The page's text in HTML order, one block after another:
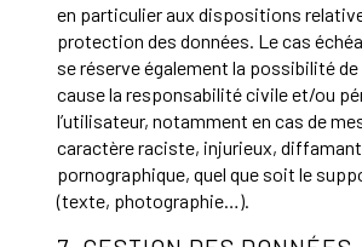
en particulier aux dispositions
protection des données. Le cas
se réserve également la possibilité
cause la responsabilité civile et/ou
l’utilisateur, notamment en cas de
caractère raciste, injurieux,
pornographique, quel que soit le
(texte, photographie…).